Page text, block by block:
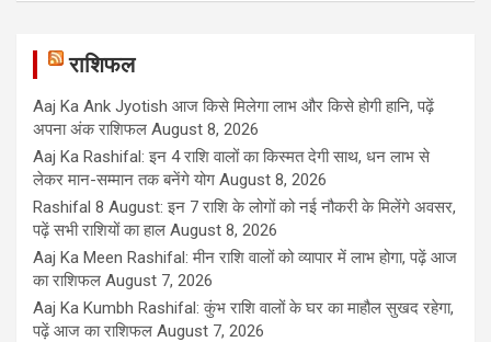
राशिफल
Aaj Ka Ank Jyotish आज किसे मिलेगा लाभ और किसे होगी हानि, पढ़ें
अपना अंक राशिफल August 8, 2026
Aaj Ka Rashifal: इन 4 राशि वालों का किस्मत देगी साथ, धन लाभ से
लेकर मान-सम्मान तक बनेंगे योग August 8, 2026
Rashifal 8 August: इन 7 राशि के लोगों को नई नौकरी के मिलेंगे अवसर,
पढ़ें सभी राशियों का हाल August 8, 2026
Aaj Ka Meen Rashifal: मीन राशि वालों को व्यापार में लाभ होगा, पढ़ें आज
का राशिफल August 7, 2026
Aaj Ka Kumbh Rashifal: कुंभ राशि वालों के घर का माहौल सुखद रहेगा,
पढ़ें आज का राशिफल August 7, 2026